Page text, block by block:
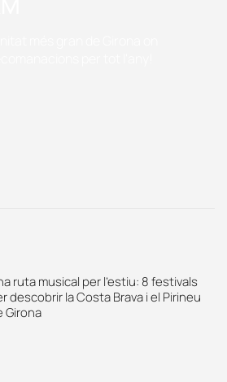
ruta musical per l’estiu: 8 festivals
descobrir la Costa Brava i el Pirineu
Girona